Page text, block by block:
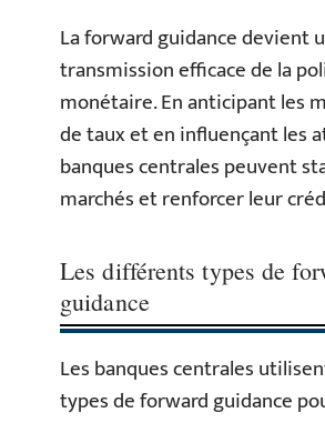
La forward guidance devient
transmission efficace de la
monétaire. En anticipant les
de taux et en influençant les
banques centrales peuvent
marchés et renforcer leur
Les différents types de
guidance
Les banques centrales
types de forward guidance